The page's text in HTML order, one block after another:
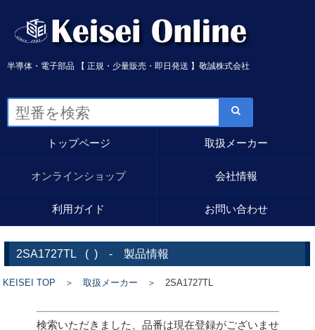
半導体・電子部品 【 正規・少量販売・即日発送 】敬誠株式会社
トップページ 取扱メーカー
オンラインショップ 会社情報
利用ガイド お問い合わせ
2SA1727TL ( ) - 製品情報
KEISEI TOP ＞取扱メーカー ＞ 2SA1727TL
検索いただきました、品番は現在登録がございませ